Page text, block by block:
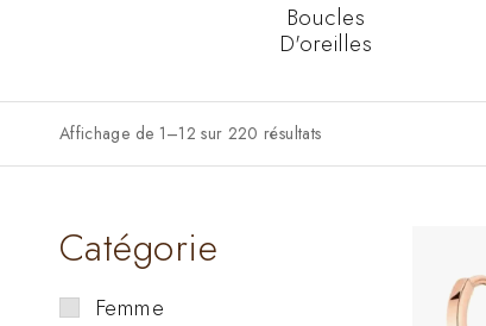
Boucles
D'oreilles
Affichage de 1–12 sur 220 résultats
Catégorie
Femme